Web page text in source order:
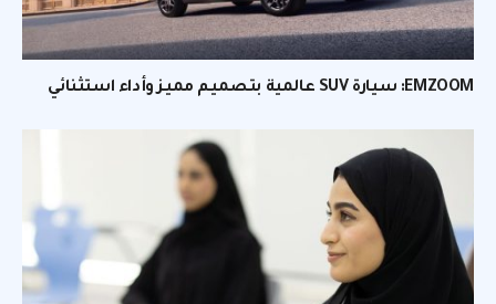
EMZOOM: سيارة SUV عالمية بتصميم مميز وأداء استثنائي